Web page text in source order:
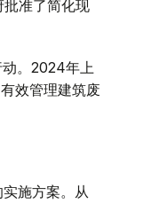
准了简化现
。2024年上
效管理建筑废
施方案。从